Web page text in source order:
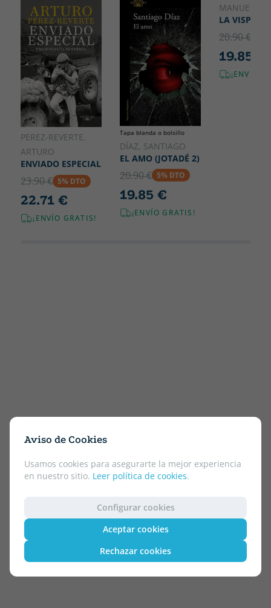
Aviso de Cookies
Usamos cookies para asegurarte la mejor experiencia
en nuestro sitio. Leer política de cookies.
Configurar cookies
Aceptar cookies
Rechazar cookies
PEREZ-REVERTE,
ARTURO
ENVIADO ESPECIAL
23.90 € 5% DTO
22.71 €
¡ENVÍO GRATIS!
Tapa blanda o bolsillo
DÍAZ, SANTIAGO
EL AMO (JOTADÉ 2)
20.90 € 5% DTO
19.85 €
¡ENVÍO GRATIS!
MANUEL
LA VISPERA
20.90 €
19.85 €
¡ENVÍO